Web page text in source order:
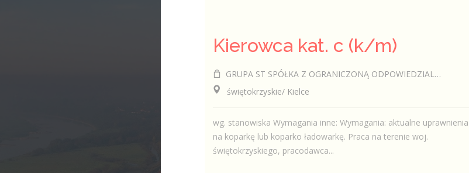
Kierowca kat. c (k/m)
GRUPA ST SPÓŁKA Z OGRANICZONĄ ODPOWIEDZIALNOŚCIĄ
świętokrzyskie/ Kielce
wg. stanowiska Wymagania inne: Wymagania: aktualne uprawnienia
na koparkę lub koparko ładowarkę. Praca na terenie woj.
świętokrzyskiego, pracodawca...